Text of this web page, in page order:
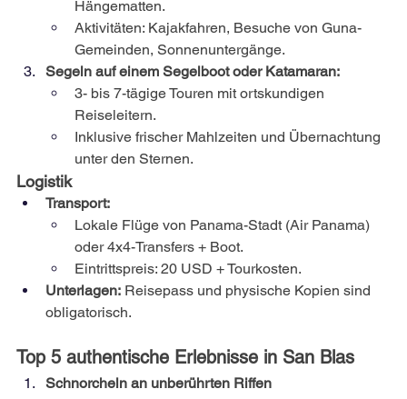
Hängematten.
Aktivitäten: Kajakfahren, Besuche von Guna-
Gemeinden, Sonnenuntergänge.
Segeln auf einem Segelboot oder Katamaran:
3- bis 7-tägige Touren mit ortskundigen
Reiseleitern.
Inklusive frischer Mahlzeiten und Übernachtung
unter den Sternen.
Logistik
Transport:
Lokale Flüge von Panama-Stadt (Air Panama)
oder 4x4-Transfers + Boot.
Eintrittspreis: 20 USD + Tourkosten.
Unterlagen: Reisepass und physische Kopien sind
obligatorisch.
Top 5 authentische Erlebnisse in San Blas
Schnorcheln an unberührten Riffen